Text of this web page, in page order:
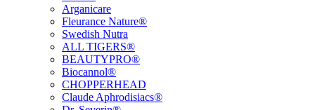
Arganicare
Fleurance Nature®
Swedish Nutra
ALL TIGERS®
BEAUTYPRO®
Biocannol®
CHOPPERHEAD
Claude Aphrodisiacs®